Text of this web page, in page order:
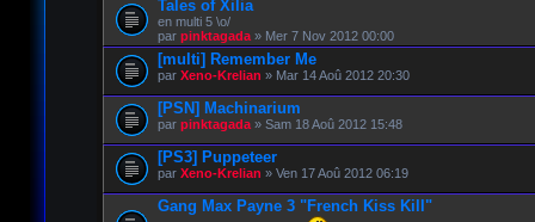
Tales of Xilia
en multi 5 \o/
par pinktagada» Mer 7 Nov 2012 00:00
[multi] Remember Me
par Xeno-Krelian » Mar 14 Aoû 2012 20:30
[PSN] Machinarium
par pinktagada» Sam 18 Aoû 2012 15:48
[PS3] Puppeteer
par Xeno-Krelian » Ven 17 Aoû 2012 06:19
Gang Max Payne 3 "French Kiss Kill"